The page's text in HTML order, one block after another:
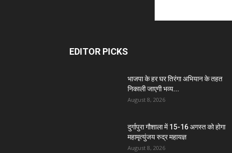
EDITOR PICKS
भाजपा के हर घर तिरंगा अभियान के तहत
निकाली जाएगी भव्य...
August 8, 2026
दुर्गापुरा गौशाला में 15-16 अगस्त को होगा
महामृत्युंजय रुद्र महायज्ञ
August 8, 2026